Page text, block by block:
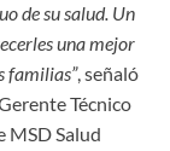
de su salud. Un
una mejor
familias”, señaló
Técnico
MSD Salud